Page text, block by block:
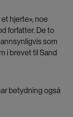
hjerte», noe
forfatter. De to
som
i brevet til Sand
betydning også